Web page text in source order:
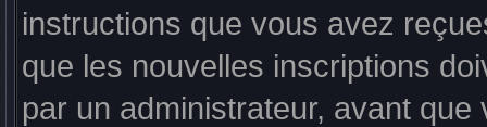
instructions que vous avez
que les nouvelles inscriptions
par un administrateur, avant